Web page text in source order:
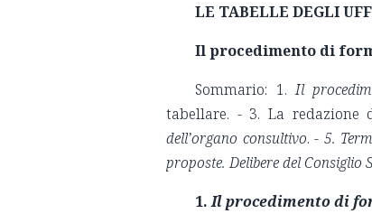
LE TABELLE DEGLI
Il procedimento di
Sommario: 1.Il
tabellare. - 3. La redazione
dell’organo consultivo. - 5.
proposte. Delibere del
1.Il procedimento di